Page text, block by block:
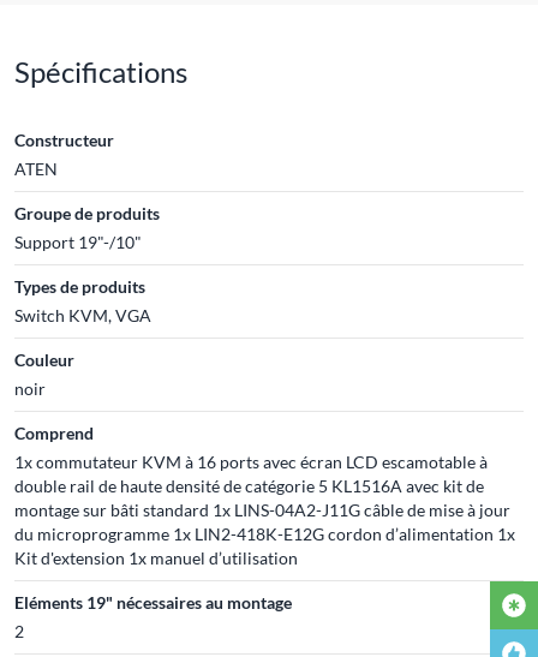
Spécifications
Constructeur
ATEN
Groupe de produits
Support 19"-/10"
Types de produits
Switch KVM, VGA
Couleur
noir
Comprend
1x commutateur KVM à 16 ports avec écran LCD escamotable à
double rail de haute densité de catégorie 5 KL1516A avec kit de
montage sur bâti standard 1x LINS-04A2-J11G câble de mise à jour
du microprogramme 1x LIN2-418K-E12G cordon d’alimentation 1x
Kit d'extension 1x manuel d’utilisation
Eléments 19" nécessaires au montage
2